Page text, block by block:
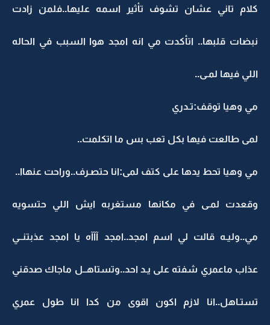
كلام تاني عشان تشوف تأثير اسمه عليها..فلمن زادت
نبضات قلبها.. اتأكدت مي انه امجد هوا السبب في الحاله
اللي فيها لمـى..
مي وهيا توقف:تـدري
لمى طالعت فيها بكل تعب بس ما اتكلمت..
مي وهيا تحط يدها على كتف لمى:انا حتصـرف..وراحت عنهاا..
وقعدت لمـى في مكانها مستغربه ايش اللي حتسويه
مي..وليـه قالت لي اسم امجد..امجد آآآه يا امجد عذبتنــي
عذاب ماعمري شفته على يـد احد..وتستاهــل ماجاك صدقني
تستـاهل..انا لازم اكون اقوى من كدا انا طول عمري